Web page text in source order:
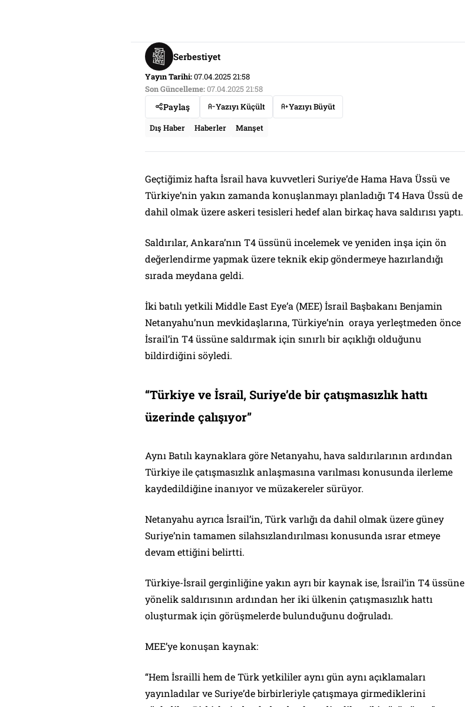
Serbestiyet
Yayın Tarihi:07.04.2025 21:58
Son Güncelleme:07.04.2025 21:58
Paylaş Yazıyı Küçült
Yazıyı Büyüt
Dış Haber
Haberler Manşet
Geçtiğimiz hafta İsrail hava kuvvetleri Suriye’de Hama Hava Üssü ve
Türkiye’nin yakın zamanda konuşlanmayı planladığı T4 Hava Üssü de
dahil olmak üzere askeri tesisleri hedef alan birkaç hava saldırısı yaptı.
Saldırılar, Ankara’nın T4 üssünü incelemek ve yeniden inşa için ön
değerlendirme yapmak üzere teknik ekip göndermeye hazırlandığı
sırada meydana geldi.
İki batılı yetkili Middle East Eye’a (MEE) İsrail Başbakanı Benjamin
Netanyahu’nun mevkidaşlarına, Türkiye’nin oraya yerleştmeden önce
İsrail’in T4 üssüne saldırmak için sınırlı bir açıklığı olduğunu
bildirdiğini söyledi.
“Türkiye ve İsrail, Suriye’de bir çatışmasızlık hattı
üzerinde çalışıyor”
Aynı Batılı kaynaklara göre Netanyahu, hava saldırılarının ardından
Türkiye ile çatışmasızlık anlaşmasına varılması konusunda ilerleme
kaydedildiğine inanıyor ve müzakereler sürüyor.
Netanyahu ayrıca İsrail’in, Türk varlığı da dahil olmak üzere güney
Suriye’nin tamamen silahsızlandırılması konusunda ısrar etmeye
devam ettiğini belirtti.
Türkiye-İsrail gerginliğine yakın ayrı bir kaynak ise, İsrail’in T4 üssüne
yönelik saldırısının ardından her iki ülkenin çatışmasızlık hattı
oluşturmak için görüşmelerde bulunduğunu doğruladı.
MEE’ye konuşan kaynak:
“Hem İsrailli hem de Türk yetkililer aynı gün aynı açıklamaları
yayınladılar ve Suriye’de birbirleriyle çatışmaya girmediklerini